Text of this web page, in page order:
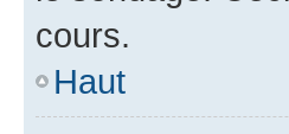
cours.
Haut